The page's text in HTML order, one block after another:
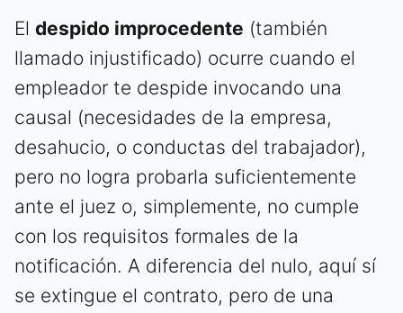
El despido improcedente (también
llamado injustificado) ocurre cuando el
empleador te despide invocando una
causal (necesidades de la empresa,
desahucio, o conductas del trabajador),
pero no logra probarla suficientemente
ante el juez o, simplemente, no cumple
con los requisitos formales de la
notificación. A diferencia del nulo, aquí sí
se extingue el contrato, pero de una